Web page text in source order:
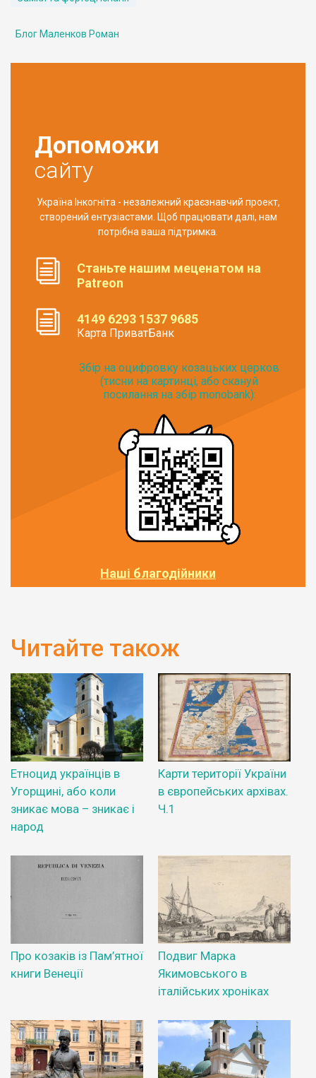
Блог Маленков Роман
Допоможи
сайту
Україна Інкогніта - незалежний краєзнавчий проект,
створений ентузіастами. Щоб працювати далі, нам
потрібна ваша підтримка.
Станьте нашим меценатом на
Patreon
4149 6293 1537 9685
Карта ПриватБанк
Збір на оцифровку козацьких церков
(тисни на картинці, або скануй
посилання на збір monobank):
Наші благодійники
Читайте також
Етноцид українців в
Угорщині, або коли
зникає мова – зникає і
народ
Карти території України
в європейських архівах.
Ч.1
Про козаків із Пам’ятної
книги Венеції
Подвиг Марка
Якимовського в
італійських хроніках